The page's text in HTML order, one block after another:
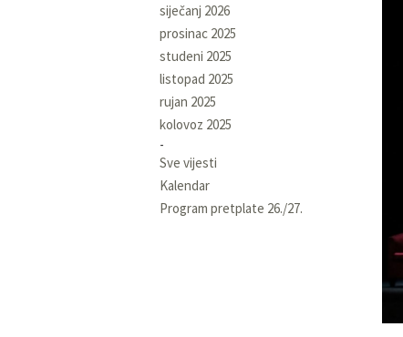
siječanj 2026
prosinac 2025
studeni 2025
listopad 2025
rujan 2025
kolovoz 2025
Sve vijesti
Kalendar
Program pretplate 26./27.